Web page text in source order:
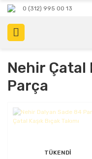
0 (312) 995 00 13
Nehir Çatal
Parça
TÜKENDİ